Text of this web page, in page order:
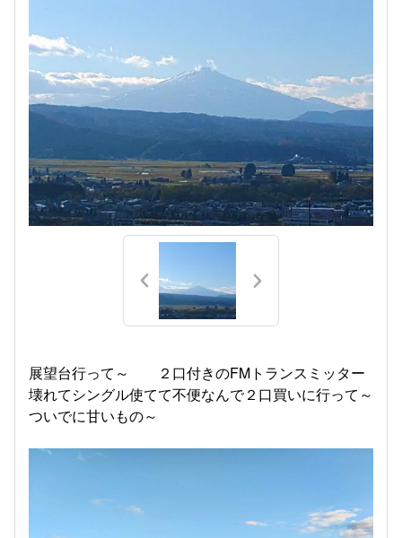
展望台行って～ ２口付きのFMトランスミッター
壊れてシングル使てて不便なんで２口買いに行って～
ついでに甘いもの～